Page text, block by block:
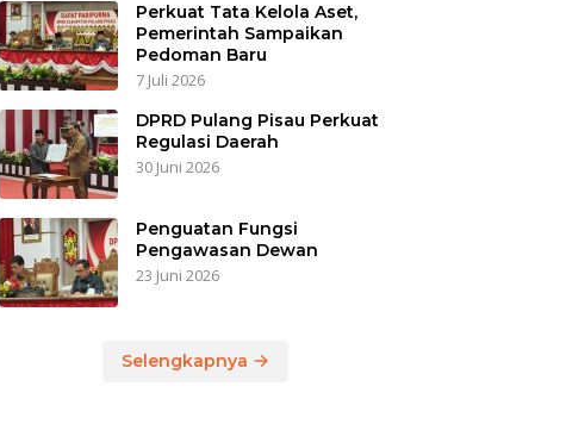
Perkuat Tata Kelola Aset,
Pemerintah Sampaikan
Pedoman Baru
7 Juli 2026
DPRD Pulang Pisau Perkuat
Regulasi Daerah
30 Juni 2026
Penguatan Fungsi
Pengawasan Dewan
23 Juni 2026
Selengkapnya